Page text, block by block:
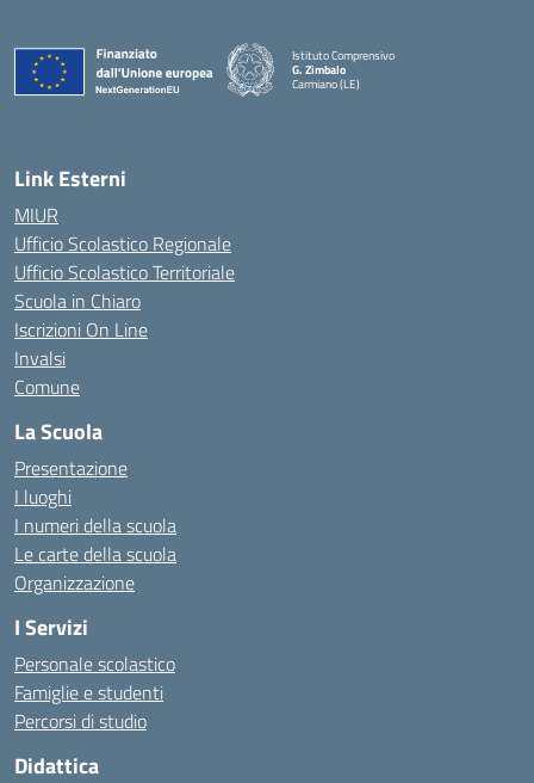
Istituto Comprensivo
G. Zimbalo
Carmiano (LE)
Link Esterni
MIUR
Ufficio Scolastico Regionale
Ufficio Scolastico Territoriale
Scuola in Chiaro
Iscrizioni On Line
Invalsi
Comune
La Scuola
Presentazione
I luoghi
I numeri della scuola
Le carte della scuola
Organizzazione
I Servizi
Personale scolastico
Famiglie e studenti
Percorsi di studio
Didattica